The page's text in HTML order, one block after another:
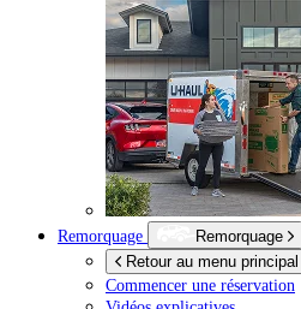
Remorquage
Remorquage
Retour au menu principal
Commencer une réservation